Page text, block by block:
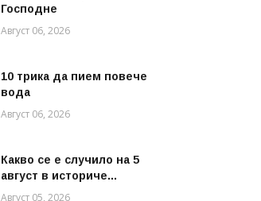
Господне
Август 06, 2026
10 трика да пием повече
вода
Август 06, 2026
Какво се е случило на 5
август в историче...
Август 05, 2026